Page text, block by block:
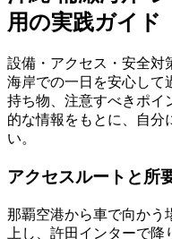
用の実践ガイド
設備・アクセス・安全対
海岸での一日を安心して
持ち物、注意すべきポイ
的な情報をもとに、自分
い。
アクセスルートと所
那覇空港から車で向かう
上し、許田インターで